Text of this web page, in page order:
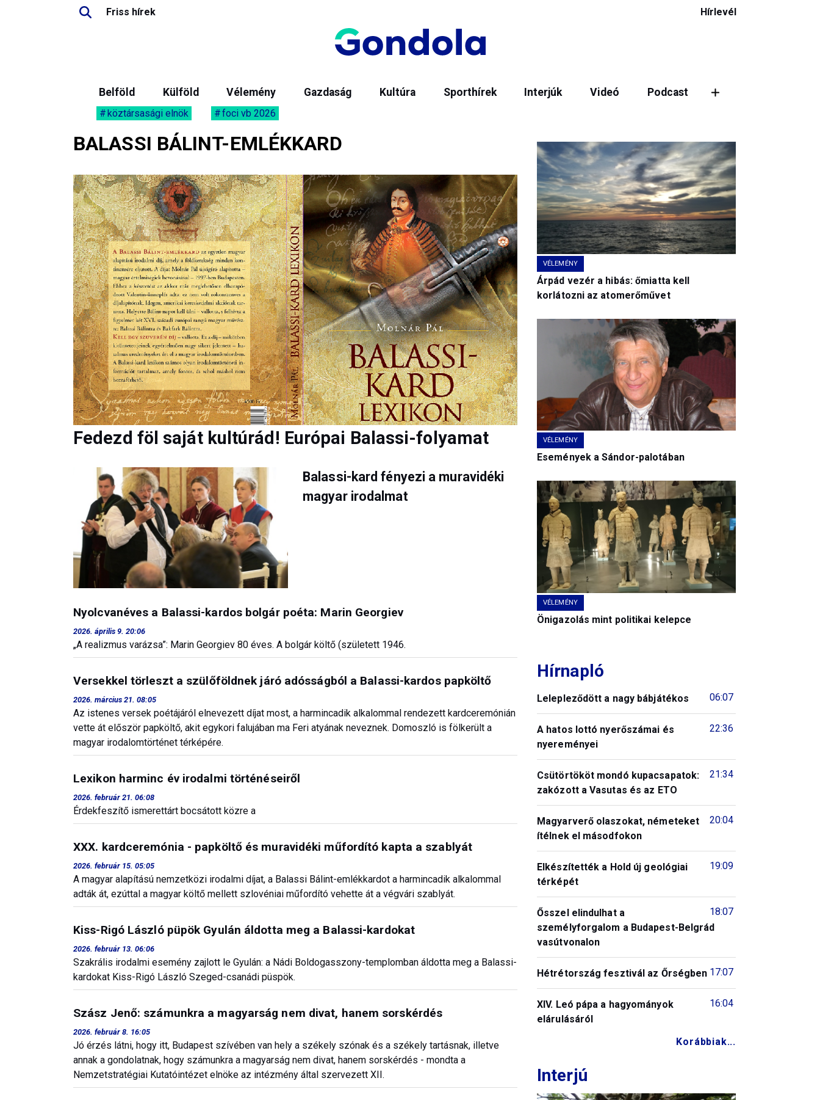
Friss hírek Hírlevél
Belföld Külföld Vélemény Gazdaság Kultúra Sporthírek Interjúk Videó Podcast
köztársasági elnök foci vb 2026
BALASSI BÁLINT-EMLÉKKARD
Fedezd föl saját kultúrád! Európai Balassi-folyamat
Balassi-kard fényezi a muravidéki
magyar irodalmat
Nyolcvanéves a Balassi-kardos bolgár poéta: Marin Georgiev
2026. április 9. 20:06
„A realizmus varázsa”: Marin Georgiev 80 éves. A bolgár költő (született 1946.
Versekkel törleszt a szülőföldnek járó adósságból a Balassi-kardos papköltő
2026. március 21. 08:05
Az istenes versek poétájáról elnevezett díjat most, a harmincadik alkalommal rendezett kardceremónián
vette át először papköltő, akit egykori falujában ma Feri atyának neveznek. Domoszló is fölkerült a
magyar irodalomtörténet térképére.
Lexikon harminc év irodalmi történéseiről
2026. február 21. 06:08
Érdekfeszítő ismerettárt bocsátott közre a
XXX. kardceremónia - papköltő és muravidéki műfordító kapta a szablyát
2026. február 15. 05:05
A magyar alapítású nemzetközi irodalmi díjat, a Balassi Bálint-emlékkardot a harmincadik alkalommal
adták át, ezúttal a magyar költő mellett szlovéniai műfordító vehette át a végvári szablyát.
Kiss-Rigó László püpök Gyulán áldotta meg a Balassi-kardokat
2026. február 13. 06:06
Szakrális irodalmi esemény zajlott le Gyulán: a Nádi Boldogasszony-templomban áldotta meg a Balassi-
kardokat Kiss-Rigó László Szeged-csanádi püspök.
Szász Jenő: számunkra a magyarság nem divat, hanem sorskérdés
2026. február 8. 16:05
Jó érzés látni, hogy itt, Budapest szívében van hely a székely szónak és a székely tartásnak, illetve
annak a gondolatnak, hogy számunkra a magyarság nem divat, hanem sorskérdés - mondta a
Nemzetstratégiai Kutatóintézet elnöke az intézmény által szervezett XII.
VÉLEMÉNY
Árpád vezér a hibás: őmiatta kell
korlátozni az atomerőművet
VÉLEMÉNY
Események a Sándor-palotában
VÉLEMÉNY
Önigazolás mint politikai kelepce
Hírnapló
06:07
Lelepleződött a nagy bábjátékos
22:36
A hatos lottó nyerőszámai és
nyereményei
21:34
Csütörtököt mondó kupacsapatok:
zakózott a Vasutas és az ETO
20:04
Magyarverő olaszokat, németeket
ítélnek el másodfokon
19:09
Elkészítették a Hold új geológiai
térképét
18:07
Ősszel elindulhat a
személyforgalom a Budapest-Belgrád
vasútvonalon
17:07
Hétrétország fesztivál az Őrségben
16:04
XIV. Leó pápa a hagyományok
elárulásáról
Korábbiak...
Interjú